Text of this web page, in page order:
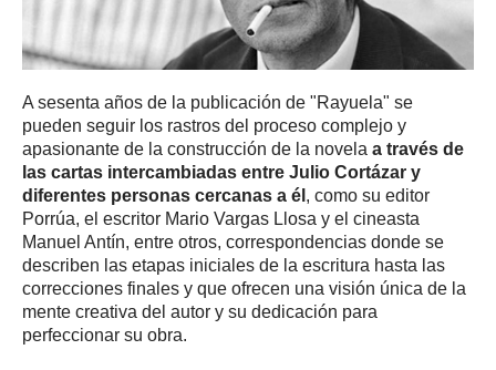
A sesenta años de la publicación de "Rayuela" se
pueden seguir los rastros del proceso complejo y
apasionante de la construcción de la novela a través de
las cartas intercambiadas entre Julio Cortázar y
diferentes personas cercanas a él , como su editor
Porrúa, el escritor Mario Vargas Llosa y el cineasta
Manuel Antín, entre otros, correspondencias donde se
describen las etapas iniciales de la escritura hasta las
correcciones finales y que ofrecen una visión única de la
mente creativa del autor y su dedicación para
perfeccionar su obra.